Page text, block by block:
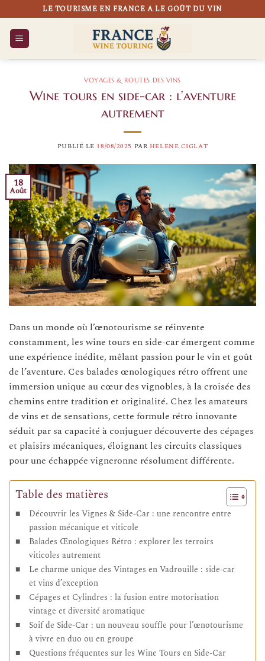
au
contenu
LE TOURISME EN FRANCE A LE GOÛT DU VIN
VOYAGES & ROUTES DES VINS
Wine tours en side-car : l’aventure
autrement
PUBLIÉ LE 18/08/2025 PAR HELENE CIGLAT
18
Août
Dans un monde où l’œnotourisme se réinvente
constamment, les wine tours en side-car émergent comme
une expérience inédite, mêlant passion pour le vin et goût
de l’aventure. Ces balades œnologiques rétro offrent une
immersion unique au cœur des vignobles, à la croisée des
chemins entre tradition et originalité. Chez les amateurs
de vins et de sensations, cette formule rétro innovante
séduit par sa capacité à conjuguer découverte des cépages
et plaisirs mécaniques, éloignant les circuits classiques
pour une échappée vigneronne résolument différente.
Table des matières
Découvrir les Vignes & Side-Car : une rencontre entre
passion mécanique et viticole
Balades Œnologiques Rétro : explorer les terroirs
viticoles autrement
Le charme unique des Vintages en Vadrouille : side-car
et vins d’exception
Cépages et Cylindres : la fusion entre motorisation
vintage et diversité aromatique
Soif de Side-Car : un nouveau souffle pour l’œnotourisme
à vivre en duo ou en groupe
Questions fréquentes sur les Wine Tours en Side-Car